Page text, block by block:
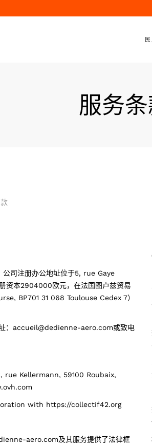
发
发
服务
公司注册办公地址位于5, rue Gaye
资本2904000欧元，在法国图卢兹贸易
BP701 31 068 Toulouse Cedex 7）
：accueil@dedienne-aero.com或致电
rue Kellermann, 59100 Roubaix,
with https://collectif42.org
aero.com及其服务提供了法律框